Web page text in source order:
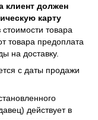
клиент должен
карту
стоимости товара
товара предоплата
на доставку.
с даты продажи
действует в